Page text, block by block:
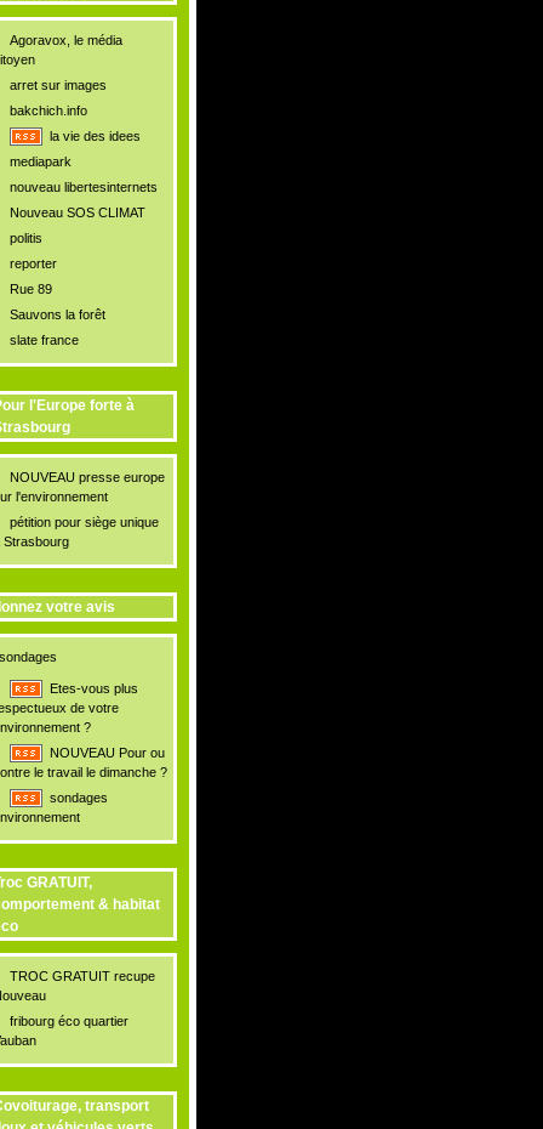
Agoravox, le média
arret sur images
bakchich.info
la vie des idees
mediapark
nouveau libertesinternets
Nouveau SOS CLIMAT
politis
reporter
Rue 89
Sauvons la forêt
slate france
l'Europe forte à
NOUVEAU presse europe
l'environnement
pétition pour siège unique
Strasbourg
votre avis
sondages
Etes-vous plus
de votre
?
NOUVEAU Pour ou
le travail le dimanche ?
sondages
GRATUIT,
& habitat
TROC GRATUIT recupe
fribourg éco quartier
transport